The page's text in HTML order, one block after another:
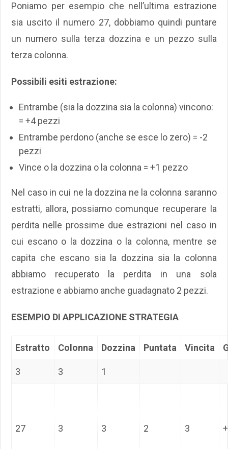
Poniamo per esempio che nell’ultima estrazione
sia uscito il numero 27, dobbiamo quindi puntare
un numero sulla terza dozzina e un pezzo sulla
terza colonna.
Possibili esiti estrazione:
Entrambe (sia la dozzina sia la colonna) vincono:
= +4 pezzi
Entrambe perdono (anche se esce lo zero) = -2
pezzi
Vince o la dozzina o la colonna = +1 pezzo
Nel caso in cui ne la dozzina ne la colonna saranno
estratti, allora, possiamo comunque recuperare la
perdita nelle prossime due estrazioni nel caso in
cui escano o la dozzina o la colonna, mentre se
capita che escano sia la dozzina sia la colonna
abbiamo recuperato la perdita in una sola
estrazione e abbiamo anche guadagnato 2 pezzi.
ESEMPIO DI APPLICAZIONE STRATEGIA
Estratto Colonna Dozzina Puntata Vincita
3 3 1
27 3 3 2 3